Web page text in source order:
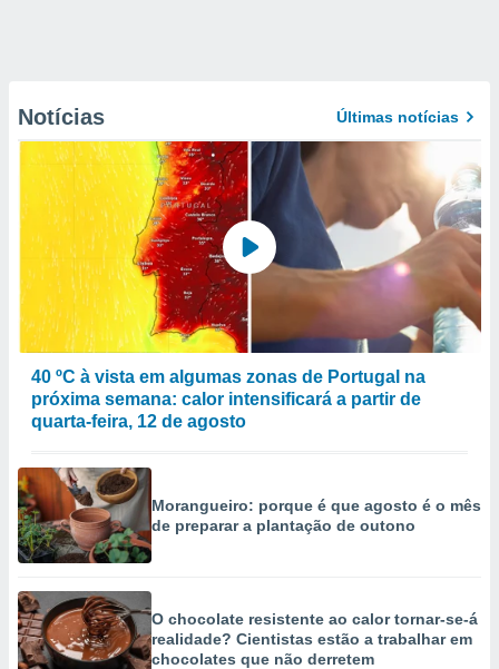
Notícias Últimas notícias
40 ºC à vista em algumas zonas de Portugal na
próxima semana: calor intensificará a partir de
quarta-feira, 12 de agosto
Morangueiro: porque é que agosto é o mês
de preparar a plantação de outono
O chocolate resistente ao calor tornar-se-á
realidade? Cientistas estão a trabalhar em
chocolates que não derretem